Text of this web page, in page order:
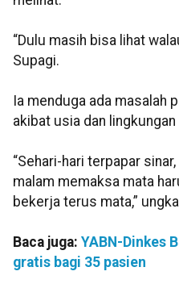
“Dulu masih bisa lihat
Supagi.
Ia menduga ada masalah
akibat usia dan
“Sehari-hari terpapar
malam memaksa mata
bekerja terus mata,”
Baca juga: YABN-Dinkes
gratis bagi 35 pasien